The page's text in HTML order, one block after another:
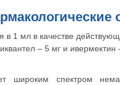
в 1 мл в качестве
– 5 мг и
широким спектром